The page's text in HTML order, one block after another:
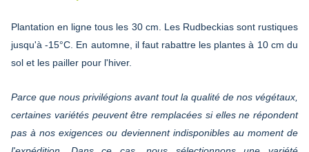
Plantation en ligne tous les 30 cm. Les Rudbeckias sont rustiques
jusqu'à -15°C. En automne, il faut rabattre les plantes à 10 cm du
sol et les pailler pour l'hiver.
Parce que nous privilégions avant tout la qualité de nos végétaux,
certaines variétés peuvent être remplacées si elles ne répondent
pas à nos exigences ou deviennent indisponibles au moment de